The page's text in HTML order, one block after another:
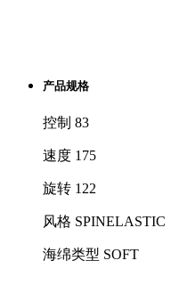
产品规格
控制 83
速度 175
旋转 122
风格 SPINELASTIC
海绵类型 SOFT